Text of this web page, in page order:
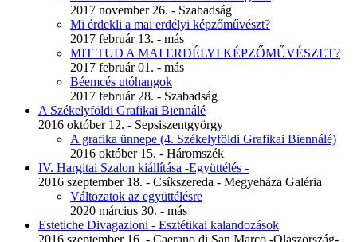
2017 november 26. - Szabadság
Mi érdekli a mai erdélyi képzőművészt?
2017 február 13. - más
MIT TUD A MAI ERDÉLYI KÉPZŐMŰVÉSZET?
2017 február 01. - más
Béemcés utóhangok
2017 február 28. - Szabadság
A Székelyföldi Grafikai Biennálé
2016 október 12. - Sepsiszentgyörgy
A grafika ünnepe (4. Székelyföldi Grafikai Biennálé)
2016 október 15. - Háromszék
IV. Hargitai Szalon kiállítása -Együttélés -
2016 szeptember 18. - Csíkszereda - Megyeháza Galéria
Változatok az együttélésre
2020 március 30. - más
Estetiche Divagazioni - Esztétikai kalandozások
2016 szeptember 16. - Caerano di San Marco -Olaszország-